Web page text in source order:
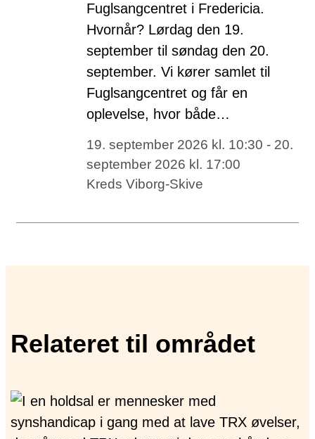
Fuglsangcentret i Fredericia.
Hvornår? Lørdag den 19.
september til søndag den 20.
september. Vi kører samlet til
Fuglsangcentret og får en
oplevelse, hvor både…
19. september 2026 kl. 10:30 - 20.
september 2026 kl. 17:00
Kreds Viborg-Skive
Relateret til området